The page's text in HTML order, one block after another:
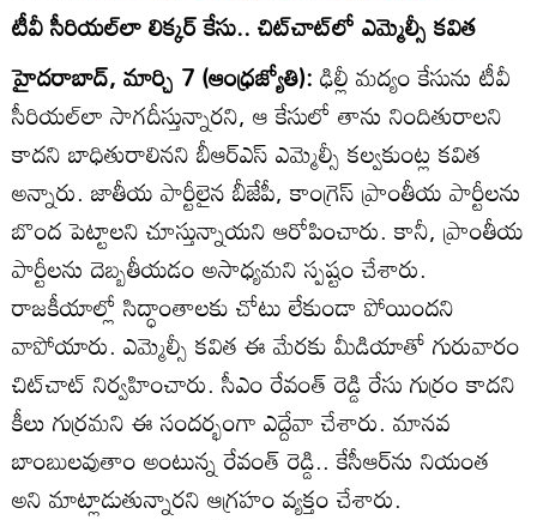
టీవీ సీరియల్‌లా లిక్కర్‌ కేసు.. చిట్‌చాట్‌లో ఎమ్మెల్సీ కవిత
హైదరాబాద్‌, మార్చి 7 (ఆంధ్రజ్యోతి):ఢిల్లీ మద్యం కేసును టీవీ
సీరియల్‌లా సాగదీస్తున్నారని, ఆ కేసులో తాను నిందితురాలని
కాదని బాధితురాలినని బీఆర్‌ఎస్‌ ఎమ్మెల్సీ కల్వకుంట్ల కవిత
అన్నారు. జాతీయ పార్టీలైన బీజేపీ, కాంగ్రెస్‌ ప్రాంతీయ పార్టీలను
బొంద పెట్టాలని చూస్తున్నాయని ఆరోపించారు. కానీ, ప్రాంతీయ
పార్టీలను దెబ్బతీయడం అసాధ్యమని స్పష్టం చేశారు.
రాజకీయాల్లో సిద్ధాంతాలకు చోటు లేకుండా పోయిందని
వాపోయారు. ఎమ్మెల్సీ కవిత ఈ మేరకు మీడియాతో గురువారం
చిట్‌చాట్‌ నిర్వహించారు. సీఎం రేవంత్‌ రెడ్డి రేసు గుర్రం కాదని
కీలు గుర్రమని ఈ సందర్భంగా ఎద్దేవా చేశారు. మానవ
బాంబులవుతాం అంటున్న రేవంత్‌ రెడ్డి.. కేసీఆర్‌ను నియంత
అని మాట్లాడుతున్నారని ఆగ్రహం వ్యక్తం చేశారు.